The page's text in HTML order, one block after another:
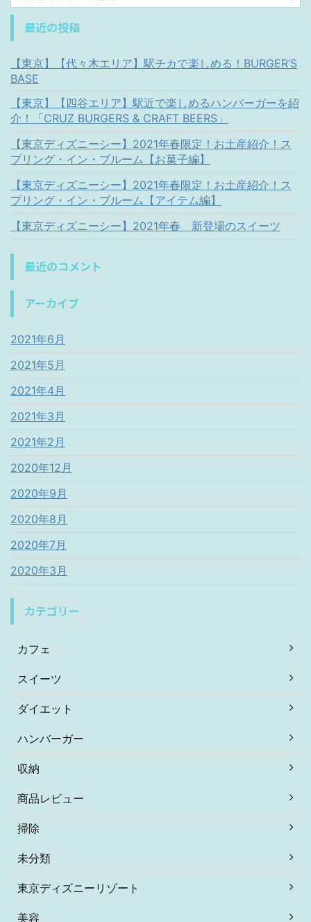
最近の投稿
【東京】【代々木エリア】駅チカで楽しめる！BURGER’S
BASE
【東京】【四谷エリア】駅近で楽しめるハンバーガーを紹
介！「CRUZ BURGERS & CRAFT BEERS」
【東京ディズニーシー】2021年春限定！お土産紹介！ス
プリング・イン・ブルーム【お菓子編】
【東京ディズニーシー】2021年春限定！お土産紹介！ス
プリング・イン・ブルーム【アイテム編】
【東京ディズニーシー】2021年春 新登場のスイーツ
最近のコメント
アーカイブ
2021年6月
2021年5月
2021年4月
2021年3月
2021年2月
2020年12月
2020年9月
2020年8月
2020年7月
2020年3月
カテゴリー
カフェ
スイーツ
ダイエット
ハンバーガー
収納
商品レビュー
掃除
未分類
東京ディズニーリゾート
美容